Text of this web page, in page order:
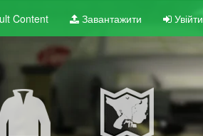
Content Завантажити Увійти